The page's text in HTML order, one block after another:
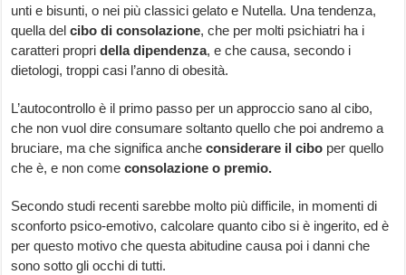
unti e bisunti, o nei più classici gelato e Nutella. Una tendenza,
quella delcibo di consolazione, che per molti psichiatri ha i
caratteri propridella dipendenza, e che causa, secondo i
dietologi, troppi casi l’anno di obesità.
L’autocontrollo è il primo passo per un approccio sano al cibo,
che non vuol dire consumare soltanto quello che poi andremo a
bruciare, ma che significa ancheconsiderare il cibo per quello
che è, e non comeconsolazione o premio.
Secondo studi recenti sarebbe molto più difficile, in momenti di
sconforto psico-emotivo, calcolare quanto cibo si è ingerito, ed è
per questo motivo che questa abitudine causa poi i danni che
sono sotto gli occhi di tutti.